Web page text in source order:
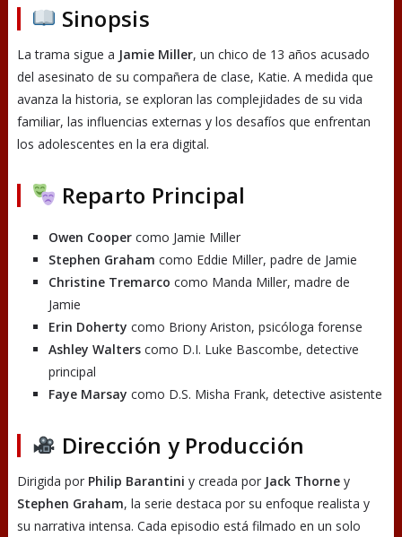
Sinopsis
La trama sigue a Jamie Miller, un chico de 13 años acusado
del asesinato de su compañera de clase, Katie. A medida que
avanza la historia, se exploran las complejidades de su vida
familiar, las influencias externas y los desafíos que enfrentan
los adolescentes en la era digital.
Reparto Principal
Owen Coopercomo Jamie Miller
Stephen Graham como Eddie Miller, padre de Jamie
Christine Tremarco como Manda Miller, madre de
Jamie
Erin Doherty como Briony Ariston, psicóloga forense
Ashley Walterscomo D.I. Luke Bascombe, detective
principal
Faye Marsay como D.S. Misha Frank, detective asistente
Dirección y Producción
Dirigida por Philip Barantini y creada por Jack Thorney
Stephen Graham, la serie destaca por su enfoque realista y
su narrativa intensa. Cada episodio está filmado en un solo